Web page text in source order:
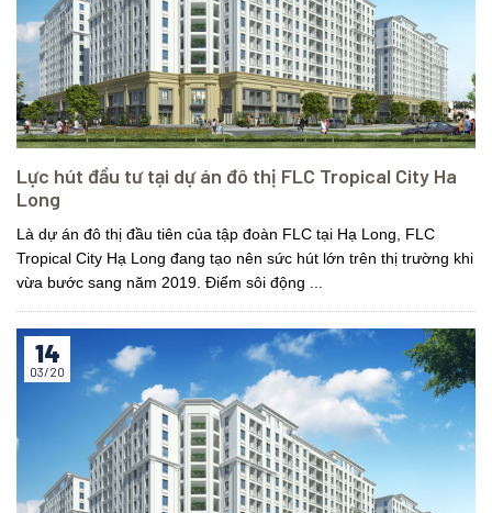
Lực hút đầu tư tại dự án đô thị FLC Tropical City Ha
Long
Là dự án đô thị đầu tiên của tập đoàn FLC tại Hạ Long, FLC
Tropical City Hạ Long đang tạo nên sức hút lớn trên thị trường khi
vừa bước sang năm 2019. Điểm sôi động ...
14
03/20